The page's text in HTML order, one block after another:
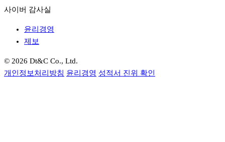
사이버 감사실
윤리경영
제보
© 2026 Dt&C Co., Ltd.
개인정보처리방침 윤리경영 성적서 진위 확인